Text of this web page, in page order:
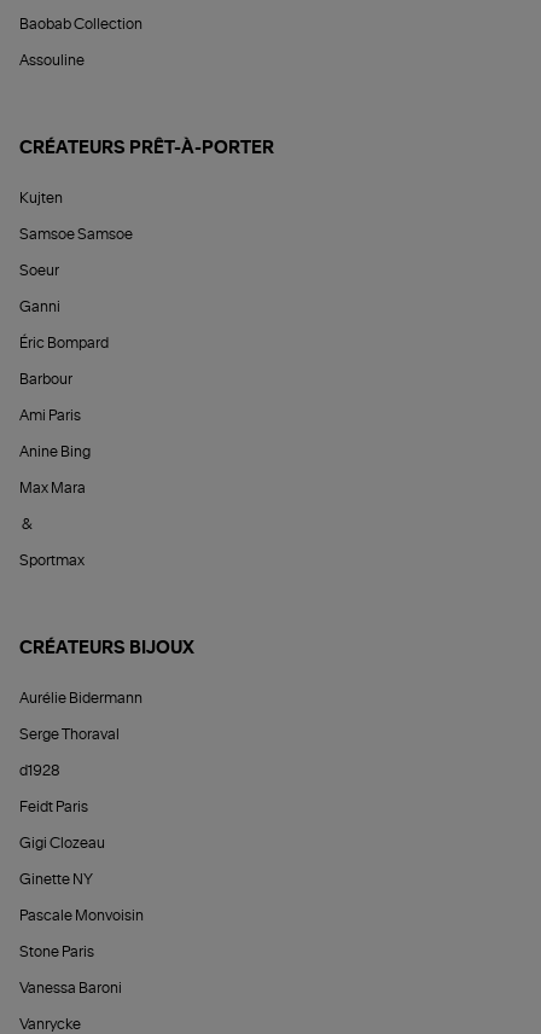
Baobab Collection
Assouline
CRÉATEURS PRÊT-À-PORTER
Kujten
Samsoe Samsoe
Soeur
Ganni
Éric Bompard
Barbour
Ami Paris
Anine Bing
Max Mara
&
Sportmax
CRÉATEURS BIJOUX
Aurélie Bidermann
Serge Thoraval
d1928
Feidt Paris
Gigi Clozeau
Ginette NY
Pascale Monvoisin
Stone Paris
Vanessa Baroni
Vanrycke